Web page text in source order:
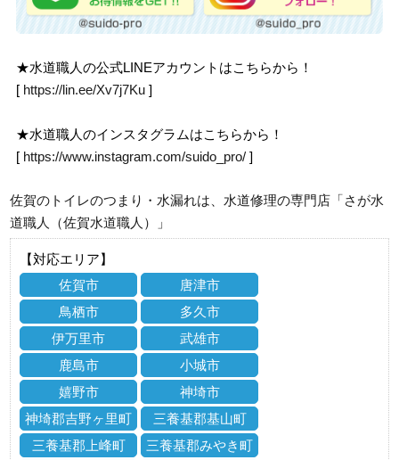
★水道職人の公式LINEアカウントはこちらから！
[ https://lin.ee/Xv7j7Ku ]
★水道職人のインスタグラムはこちらから！
[ https://www.instagram.com/suido_pro/ ]
佐賀のトイレのつまり・水漏れは、水道修理の専門店「さが水
道職人（佐賀水道職人）」
【対応エリア】
佐賀市
唐津市
鳥栖市
多久市
伊万里市
武雄市
鹿島市
小城市
嬉野市
神埼市
神埼郡吉野ヶ里町
三養基郡基山町
三養基郡上峰町
三養基郡みやき町